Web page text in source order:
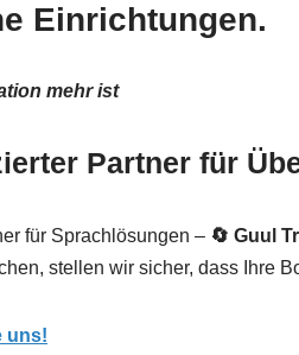
Einrichtungen.
mehr ist
Partner für
für Sprachlösungen – 🔄 Guul
stellen wir sicher, dass Ihre
uns!